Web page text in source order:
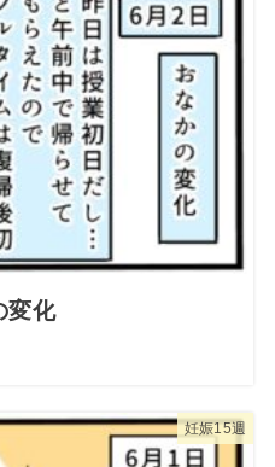
変化
妊娠15週